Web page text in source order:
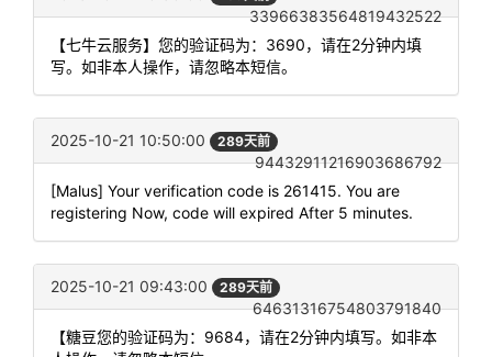
33966383564819432522
【七牛云服务】您的验证码为：3690，请在2分钟内填
写。如非本人操作，请忽略本短信。
2025-10-21 10:50:00 289天前
94432911216903686792
[Malus] Your verification code is 261415. You are
registering Now, code will expired After 5 minutes.
2025-10-21 09:43:00 289天前
64631316754803791840
【糖豆您的验证码为：9684，请在2分钟内填写。如非本